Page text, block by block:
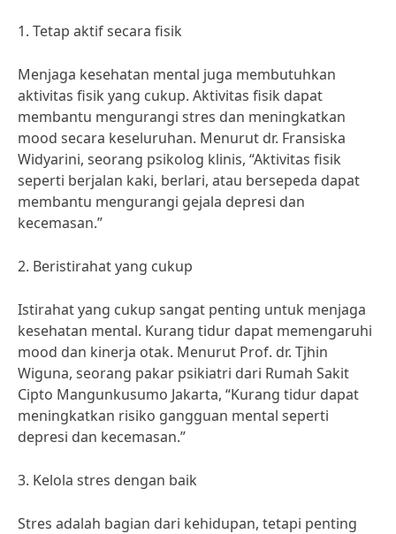
1. Tetap aktif secara fisik
Menjaga kesehatan mental juga membutuhkan
aktivitas fisik yang cukup. Aktivitas fisik dapat
membantu mengurangi stres dan meningkatkan
mood secara keseluruhan. Menurut dr. Fransiska
Widyarini, seorang psikolog klinis, “Aktivitas fisik
seperti berjalan kaki, berlari, atau bersepeda dapat
membantu mengurangi gejala depresi dan
kecemasan.”
2. Beristirahat yang cukup
Istirahat yang cukup sangat penting untuk menjaga
kesehatan mental. Kurang tidur dapat memengaruhi
mood dan kinerja otak. Menurut Prof. dr. Tjhin
Wiguna, seorang pakar psikiatri dari Rumah Sakit
Cipto Mangunkusumo Jakarta, “Kurang tidur dapat
meningkatkan risiko gangguan mental seperti
depresi dan kecemasan.”
3. Kelola stres dengan baik
Stres adalah bagian dari kehidupan, tetapi penting